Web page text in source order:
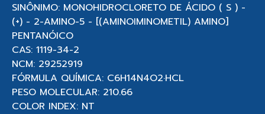
SINÔNIMO: MONOHIDROCLORETO DE ÁCIDO ( S ) -
(+) - 2-AMINO-5 - [(AMINOIMINOMETIL) AMINO]
PENTANÓICO
CAS: 1119-34-2
NCM: 29252919
FÓRMULA QUÍMICA: C6H14N4O2·HCL
PESO MOLECULAR: 210.66
COLOR INDEX: NT